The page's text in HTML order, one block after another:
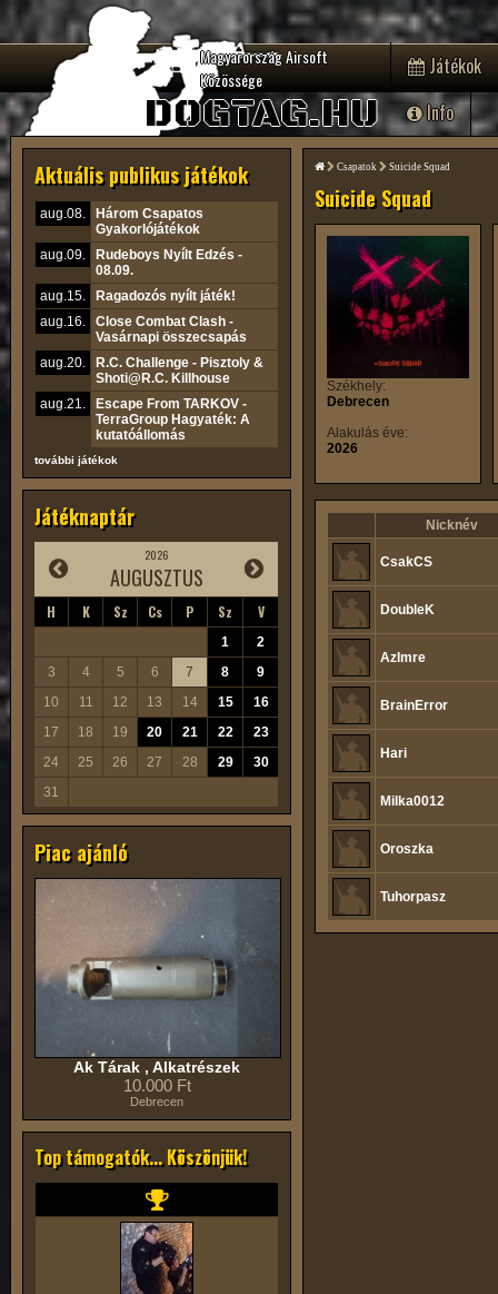
Magyarország Airsoft
Közössége
DOGTAG.HU
Játékok
Info
Aktuális publikus játékok
aug.08.
Három Csapatos
Gyakorlójátékok
aug.09.
Rudeboys Nyílt Edzés -
08.09.
aug.15.
Ragadozós nyílt játék!
aug.16.
Close Combat Clash -
Vasárnapi összecsapás
aug.20.
R.C. Challenge - Pisztoly &
Shoti@R.C. Killhouse
aug.21.
Escape From TARKOV -
TerraGroup Hagyaték: A
kutatóállomás
további játékok
Játéknaptár
2026
AUGUSZTUS
H K Sz Cs P Sz V
1
2
3
4 5 6 7 8
9
10
11 12 13 14 15
16
17
18 19 20 21 22
23
24
25 26 27 28 29
30
31
Piac ajánló
Ak Tárak , Alkatrészek
10.000 Ft
Debrecen
Top támogatók... Köszönjük!
Csapatok Suicide Squad
Suicide Squad
Székhely:
Debrecen
Alakulás éve:
2026
Nicknév
CsakCS
DoubleK
AzImre
BrainError
Hari
Milka0012
Oroszka
Tuhorpasz